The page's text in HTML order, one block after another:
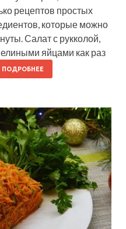
рецептов простых
которые можно
Салат с рукколой,
яйцами как раз
ПОДРОБНЕЕ